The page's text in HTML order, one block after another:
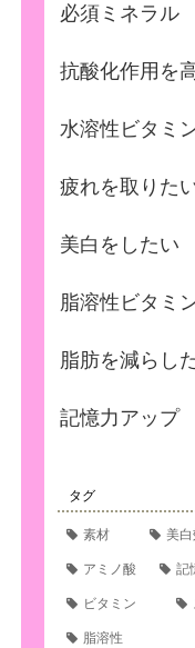
必須ミネラル
抗酸化作用を
水溶性ビタミ
疲れを取りた
美白をしたい
脂溶性ビタミ
脂肪を減らし
記憶力アップ
タグ
素材 美
アミノ酸 記
ビタミン
脂溶性